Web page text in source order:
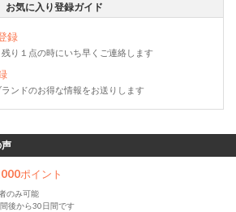
お気に入り登録ガイド
録
り１点の時にいち早くご連絡します
ンドのお得な情報をお送りします
ポイント
のみ可能
後から30日間です